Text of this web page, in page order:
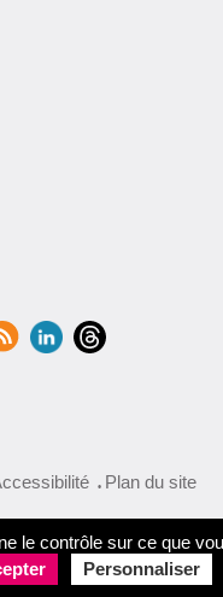
Plan du site
le contrôle sur ce que
Personnaliser